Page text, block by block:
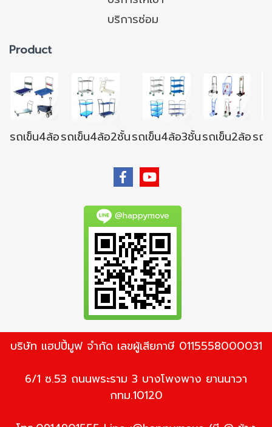
บริการซ่อม
Product
รถเข็น4ล้อรถเข็น4ล้อ2ชั้นรถเข็น4ล้อ3ชั้นรถเข็น2ล้อรถ
@happymove
บริษัท แฮปปี้มูฟ จำกัด เลขผู้เสียภาษี 0115558000031
6/1 ซ.53 ถนนพระราม 3 บางโพงพาง ยานนาวา
กทม.10120